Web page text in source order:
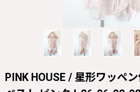
PINK HOUSE / 星形ワッペ